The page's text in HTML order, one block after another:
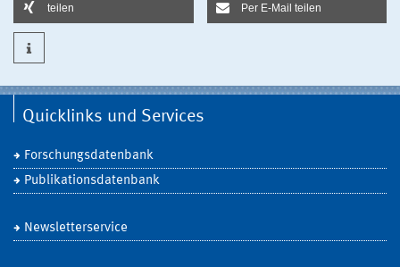
teilen Per E-Mail teilen
Quicklinks und Services
Forschungsdatenbank
Publikationsdatenbank
Newsletterservice